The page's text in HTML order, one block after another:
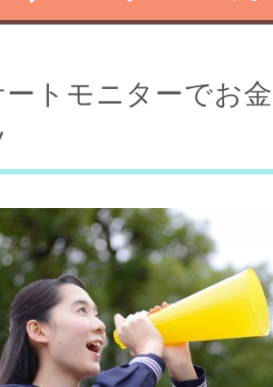
ートモニターでお